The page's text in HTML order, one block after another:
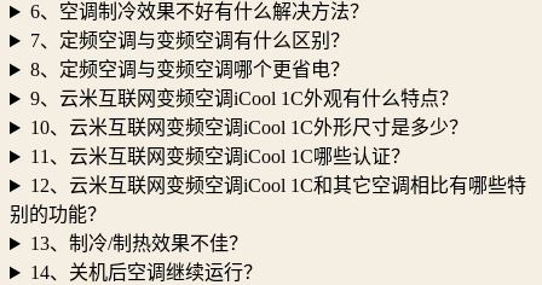
6、空调制冷效果不好有什么解决方法？
7、定频空调与变频空调有什么区别？
8、定频空调与变频空调哪个更省电？
9、云米互联网变频空调iCool 1C外观有什么特点？
10、云米互联网变频空调iCool 1C外形尺寸是多少？
11、云米互联网变频空调iCool 1C哪些认证？
12、云米互联网变频空调iCool 1C和其它空调相比有哪些特
别的功能？
13、制冷/制热效果不佳？
14、关机后空调继续运行？